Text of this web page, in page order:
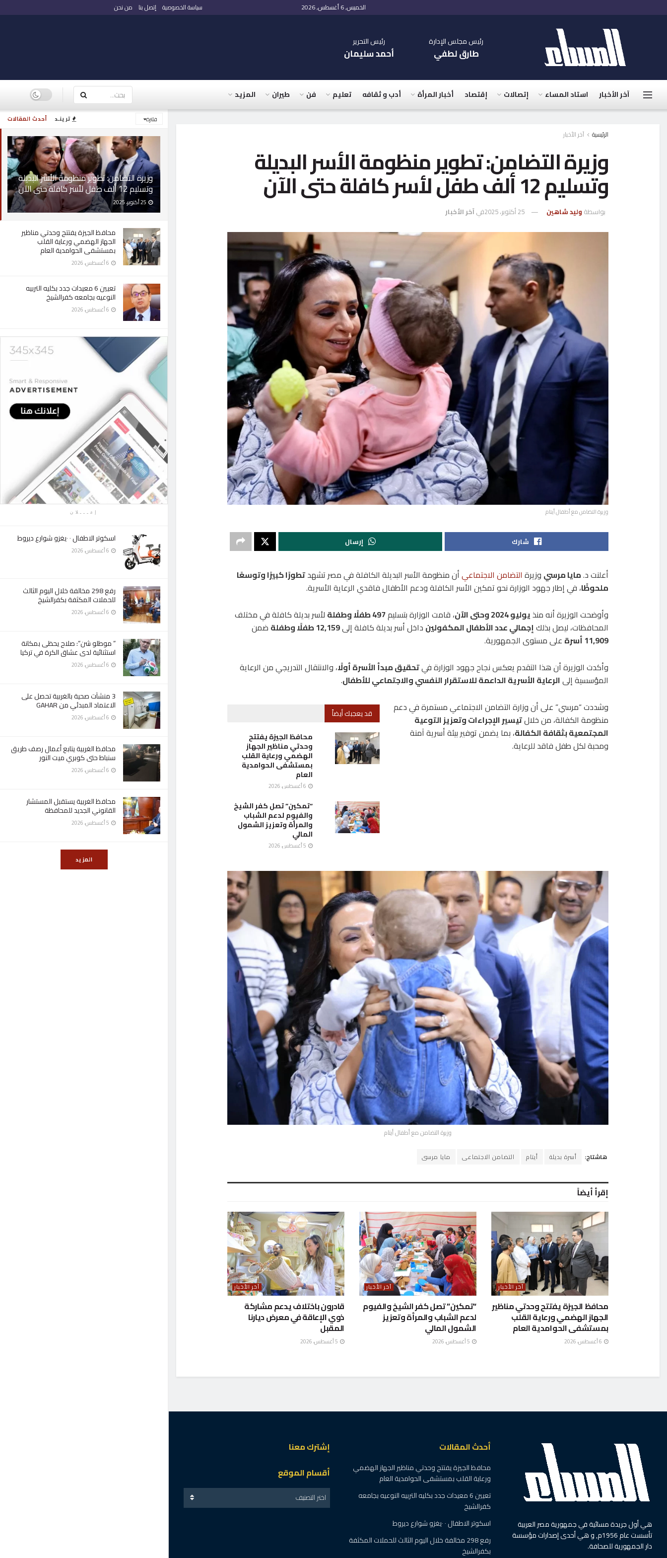
أحدث المقالات ترينـد فلترة
وزيرة التضامن: تطوير منظومة الأسر البديلة
وتسليم 12 ألف طفل لأسر كافلة حتى الآن
محافظ الجيزة يفتتح وحدتي مناظير
الجهاز الهضمي ورعاية القلب
بمستشفى الحوامدية العام
تعيين 6 معيدات جدد بكليه التربيه
النوعيه بجامعه كفرالشيخ
إعـــلان
اسكوتر الاطفال ٠ ٠يغزو شوارع ديروط
رفع 298 مخالفة خلال اليوم الثالث
للحملات المكثفة بكفرالشيخ
” موطلو شن”: صلاح يحظى بمكانة
استثنائية لدى عشاق الكرة في تركيا
3 منشآت صحية بالغربية تحصل على
الاعتماد المبدئي من GAHAR
محافظ الغربية يتابع أعمال رصف طريق
سنباط حتى كوبري ميت النور
محافظ الغربية يستقبل المستشار
القانوني الجديد للمحافظة
المزيد
الخميس, 6 أغسطس, 2026 سياسة الخصوصية إتصل بنا من نحن
رئيس مجلس الإدارة
طارق لطفي
رئيس التحرير
أحمد سليمان
آخر الأخبار استاد المساء إتصالات إقتصاد أخبار المرأة أدب و ثقافه تعليم فن طيران المزيد
الرئيسية آخر الأخبار
وزيرة التضامن: تطوير منظومة الأسر البديلة
وتسليم 12 ألف طفل لأسر كافلة حتى الآن
بواسطة وليد شاهين 25 أكتوبر، 2025 فيآخر الأخبار
وزيرة التضامن مع أطفال أيتام
شارك إرسال
أعلنت د.مايا مرسي وزيرة التضامن الاجتماعيأن منظومة الأسر البديلة الكافلة في مصر تشهدتطورًا كبيرًا وتوسعًا
ملحوظًا، في إطار جهود الوزارة نحو تمكين الأسر الكافلة ودعم الأطفال فاقدي الرعاية الأسرية.
وأوضحت الوزيرة أنه منذيوليو 2024 وحتى الآن ، قامت الوزارة بتسليم497 طفلًا وطفلة
لأسر بديلة كافلة في مختلف
المحافظات، ليصل بذلك إجمالي عدد الأطفال المكفولين داخل أسر بديلة كافلة إلى12,159 طفلًا وطفلة
ضمن
11,909 أسرة
على مستوى الجمهورية.
وأكدت الوزيرة أن هذا التقدم يعكس نجاح جهود الوزارة فيتحقيق مبدأ الأسرة أولًا، والانتقال التدريجي من الرعاية
المؤسسية إلىالرعاية الأسرية الداعمة للاستقرار النفسي والاجتماعي للأطفال.
قد يعجبك أيضاً
محافظ الجيزة يفتتح
وحدتي مناظير الجهاز
الهضمي ورعاية القلب
بمستشفى الحوامدية
العام
“تمكين” تصل كفر الشيخ
والفيوم لدعم الشباب
والمرأة وتعزيز الشمول
المالي
وشددت “مرسي” على أن وزارة التضامن الاجتماعي مستمرة في دعم
منظومة الكفالة، من خلالتيسير الإجراءات وتعزيز التوعية
المجتمعية بثقافة الكفالة، بما يضمن توفير بيئة أسرية آمنة
ومحبة لكل طفل فاقد للرعاية.
وزيرة التضامن مع أطفال أيتام
هاشتاج: أسرة بديلة أيتام التضامن الاجتماعى مايا مرسى
إقرأ أيضاً
آخر الأخبار
محافظ الجيزة يفتتح وحدتي مناظير
الجهاز الهضمي ورعاية القلب
بمستشفى الحوامدية العام
آخر الأخبار
“تمكين” تصل كفر الشيخ والفيوم
لدعم الشباب والمرأة وتعزيز
الشمول المالي
آخر الأخبار
قادرون باختلاف يدعم مشاركة
ذوي الإعاقة في معرض ديارنا
المقبل
وزيرة التضامن تتابع أعمال منظومة الأسر
البديلة وتسليم الأطفال لأسر كافلة
بواسطةوليد شاهين 25 أكتوبر، 2025 فيآخر الأخبار